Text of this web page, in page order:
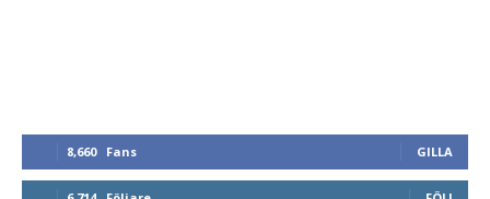
8,660 Fans GILLA